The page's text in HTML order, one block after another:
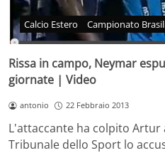
Calcio Estero Campionato
Rissa in campo, Neymar
giornate | Video
antonio 22 Febbraio 2013
L'attaccante ha colpito Artur
Tribunale dello Sport lo